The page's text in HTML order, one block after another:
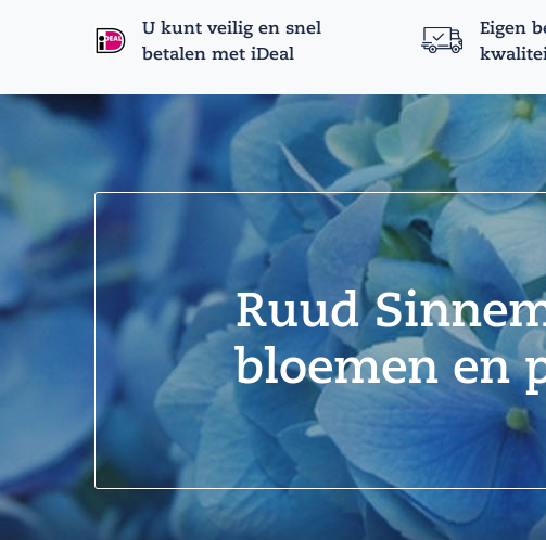
U kunt veilig en snel
betalen met iDeal
Eigen
Ruud
bloemen en